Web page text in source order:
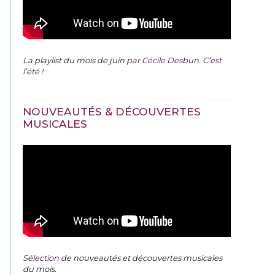
La playlist du mois de juin par Cécile Desbun. C’est
l’été !
NOUVEAUTÉS & DÉCOUVERTES
MUSICALES
Sélection denouveautés et découvertes musicales
du mois.